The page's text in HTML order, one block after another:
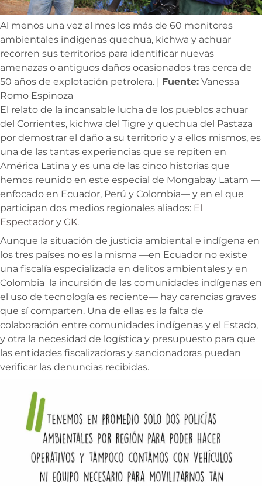
Al menos una vez al mes los más de 60 monitores
ambientales indígenas quechua, kichwa y achuar
recorren sus territorios para identificar nuevas
amenazas o antiguos daños ocasionados tras cerca de
50 años de explotación petrolera. | Fuente: Vanessa
Romo Espinoza
El relato de la incansable lucha de los pueblos achuar
del Corrientes, kichwa del Tigre y quechua del Pastaza
por demostrar el daño a su territorio y a ellos mismos, es
una de las tantas experiencias que se repiten en
América Latina y es una de las cinco historias que
hemos reunido en este especial de Mongabay Latam —
enfocado en Ecuador, Perú y Colombia— y en el que
participan dos medios regionales aliados: El
Espectador y GK.
Aunque la situación de justicia ambiental e indígena en
los tres países no es la misma —en Ecuador no existe
una fiscalía especializada en delitos ambientales y en
Colombia la incursión de las comunidades indígenas en
el uso de tecnología es reciente— hay carencias graves
que sí comparten. Una de ellas es la falta de
colaboración entre comunidades indígenas y el Estado,
y otra la necesidad de logística y presupuesto para que
las entidades fiscalizadoras y sancionadoras puedan
verificar las denuncias recibidas.